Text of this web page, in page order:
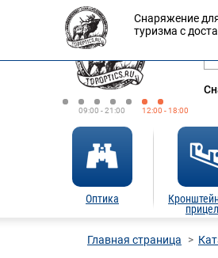
09:00 - 21:00 12:00 - 18:00
Оптика
Снаряжение
туризма с
Главная страница